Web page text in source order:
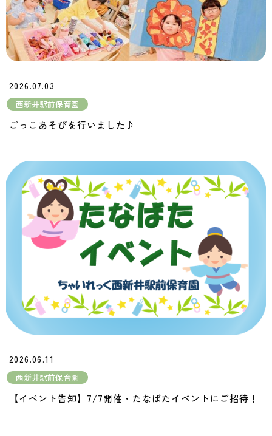
2026.07.03
西新井駅前保育園
ごっこあそびを行いました♪
2026.06.11
西新井駅前保育園
【イベント告知】7/7開催・たなばたイベントにご招待！